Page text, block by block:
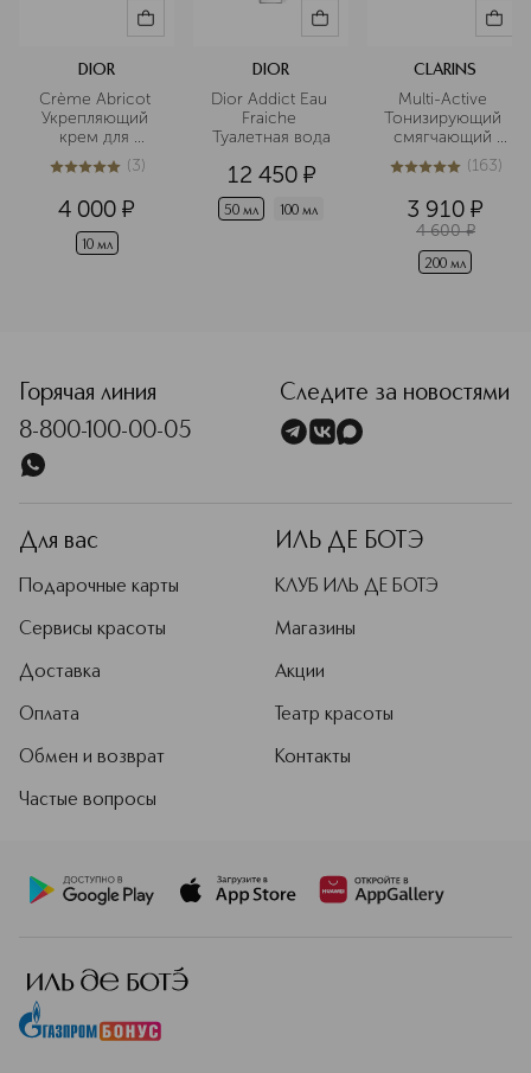
DIOR
Crème Abricot
Укрепляющий
крем для
ногтей
5из 53 (3)
4 000 ¤
10 мл
DIOR
Dior Addict Eau
Fraiche
Туалетная вода
12 450 ¤
50 мл 100 мл
CLARINS
Multi-Active
Тонизирующий
смягчающий
флюид
5из 5163 (163)
3 910 ¤
4 600 ¤
200 мл
Горячая линия
8-800-100-00-05
Следите за новостями
Для вас
Подарочные карты
Сервисы красоты
Доставка
Оплата
Обмен и возврат
Частые вопросы
ИЛЬ ДЕ БОТЭ
КЛУБ ИЛЬ ДЕ БОТЭ
Магазины
Акции
Театр красоты
Контакты